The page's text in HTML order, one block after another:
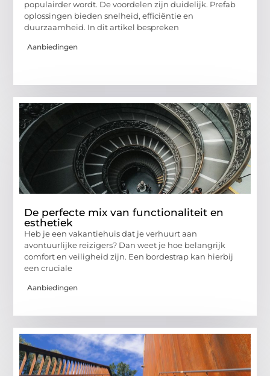
populairder wordt. De voordelen zijn duidelijk. Prefab
oplossingen bieden snelheid, efficiëntie en
duurzaamheid. In dit artikel bespreken
Aanbiedingen
De perfecte mix van functionaliteit en
esthetiek
Heb je een vakantiehuis dat je verhuurt aan
avontuurlijke reizigers? Dan weet je hoe belangrijk
comfort en veiligheid zijn. Een bordestrap kan hierbij
een cruciale
Aanbiedingen